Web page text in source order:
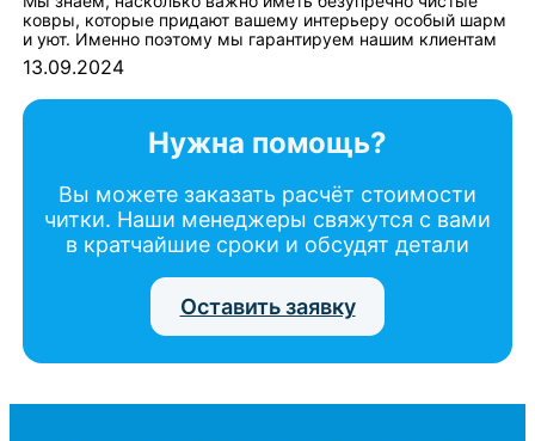
ковры, которые придают вашему интерьеру особый шарм
и уют. Именно поэтому мы гарантируем нашим клиентам
13.09.2024
Нужна помощь?
Вы можете заказать расчёт стоимости
читки. Наши менеджеры свяжутся с вами
в кратчайшие сроки и обсудят детали
Оставить заявку